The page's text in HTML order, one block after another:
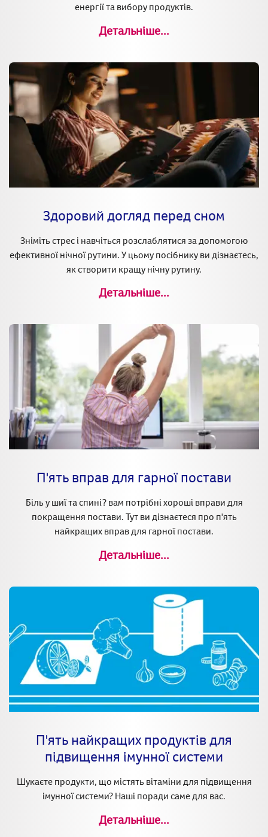
енергії та вибору продуктів.
Детальніше...
Здоровий догляд перед сном
Зніміть стрес і навчіться розслаблятися за допомогою
ефективної нічної рутини. У цьому посібнику ви дізнаєтесь,
як створити кращу нічну рутину.
Детальніше...
П'ять вправ для гарної постави
Біль у шиї та спині? вам потрібні хороші вправи для
покращення постави. Тут ви дізнаєтеся про п'ять
найкращих вправ для гарної постави.
Детальніше...
П'ять найкращих продуктів для
підвищення імунної системи
Шукаєте продукти, що містять вітаміни для підвищення
імунної системи? Наші поради саме для вас.
Детальніше...